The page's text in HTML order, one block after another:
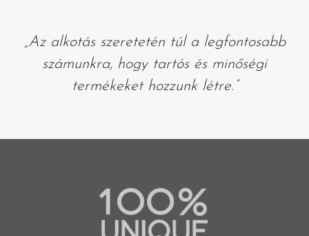
„Az alkotás szeretetén túl a legfontosabb
számunkra, hogy tartós és minőségi
termékeket hozzunk létre.”